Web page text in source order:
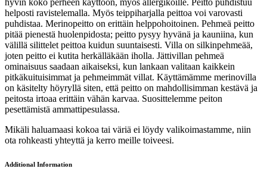
hyvin koko perheen käyttöön, myös allergikoille. Peitto puhdistuu
helposti ravistelemalla. Myös teippiharjalla peittoa voi varovasti
puhdistaa. Merinopeitto on erittäin helppohoitoinen. Pehmeä peitto
pitää pienestä huolenpidosta; peitto pysyy hyvänä ja kauniina, kun
välillä silittelet peittoa kuidun suuntaisesti. Villa on silkinpehmeää,
joten peitto ei kutita herkälläkään iholla. Jättivillan pehmeä
ominaisuus saadaan aikaiseksi, kun lankaan valitaan kaikkein
pitkäkuituisimmat ja pehmeimmät villat. Käyttämämme merinovilla
on käsitelty höyryllä siten, että peitto on mahdollisimman kestävä ja
peitosta irtoaa erittäin vähän karvaa. Suosittelemme peiton
pesettämistä ammattipesulassa.
Mikäli haluamaasi kokoa tai väriä ei löydy valikoimastamme, niin
ota rohkeasti yhteyttä ja kerro meille toiveesi.
Additional Information